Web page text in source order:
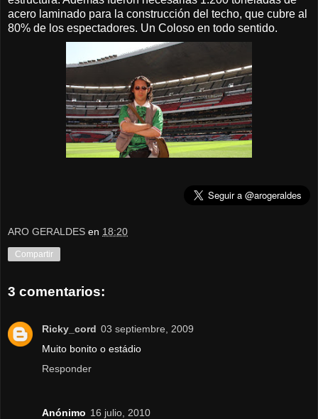
acero laminado para la construcción del techo, que cubre al
80% de los espectadores. Un Coloso en todo sentido.
ARO GERALDES en 18:20
Compartir
3 comentarios:
Ricky_cord 03 septiembre, 2009
Muito bonito o estádio
Responder
Anónimo 16 julio, 2010